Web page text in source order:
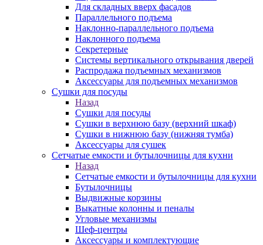
Для складных вверх фасадов
Параллельного подъема
Наклонно-параллельного подъема
Наклонного подъема
Секретерные
Системы вертикального открывания дверей
Распродажа подъемных механизмов
Аксессуары для подъемных механизмов
Сушки для посуды
Назад
Сушки для посуды
Сушки в верхнюю базу (верхний шкаф)
Сушки в нижнюю базу (нижняя тумба)
Аксессуары для сушек
Сетчатые емкости и бутылочницы для кухни
Назад
Сетчатые емкости и бутылочницы для кухни
Бутылочницы
Выдвижные корзины
Выкатные колонны и пеналы
Угловые механизмы
Шеф-центры
Аксессуары и комплектующие